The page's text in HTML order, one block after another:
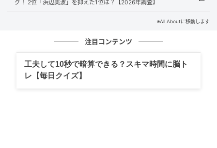
「鼻筋がきれいでシュッとした美人なので横顔も綺麗
「KATEのイメージキャラクターを務められ、お店で見
るたびにメイクが映える方だと」（30代女性／広島
グ！ 2位「浜辺美波」を抑えた1位は？【2026年調査】
※All Aboutに移動します
注目コンテンツ
工夫して10秒で暗算できる？スキマ時間に脳ト
レ【毎日クイズ】